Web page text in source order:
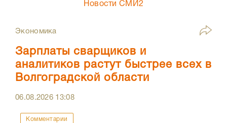
Новости СМИ2
Экономика
Зарплаты сварщиков и
аналитиков растут быстрее всех в
Волгоградской области
06.08.2026 13:08
Комментарии